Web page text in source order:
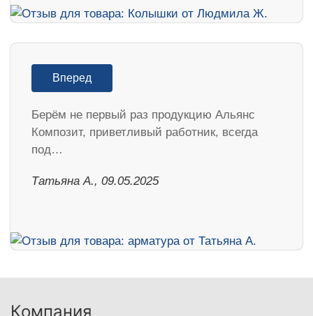
Вперед
Берём не первый раз продукцию Альянс
Композит, приветливый работник, всегда
под…
Татьяна А., 09.05.2025
Компания